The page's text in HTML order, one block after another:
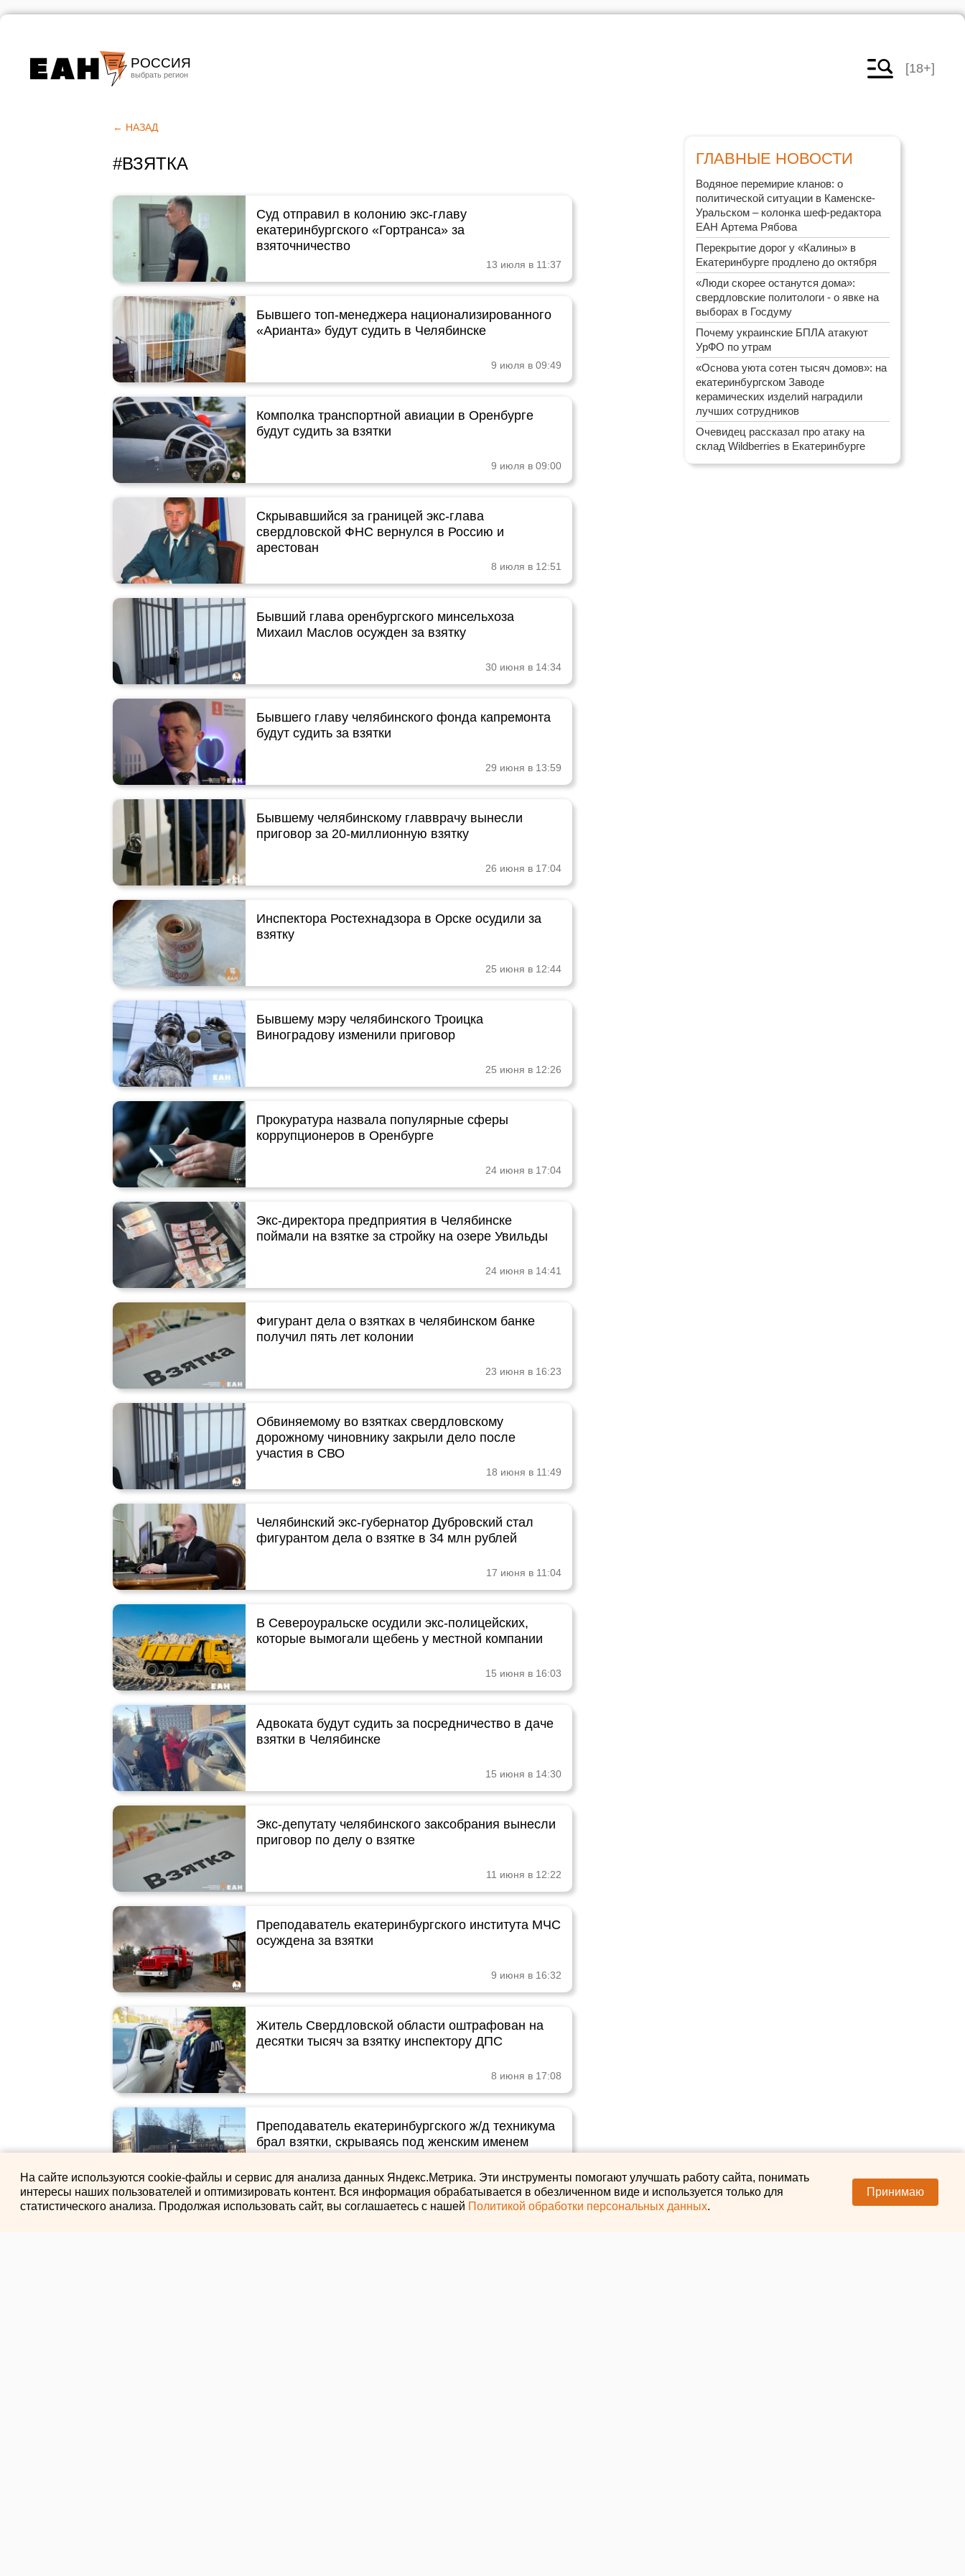
РОССИЯ
Челябинск
Оренбург
[18+]
← НАЗАД
#ВЗЯТКА
Суд отправил в колонию экс-главу
екатеринбургского «Гортранса» за
взяточничество
13 июля в 11:37
Бывшего топ-менеджера национализированного
«Арианта» будут судить в Челябинске
9 июля в 09:49
Комполка транспортной авиации в Оренбурге
будут судить за взятки
9 июля в 09:00
Скрывавшийся за границей экс-глава
свердловской ФНС вернулся в Россию и
арестован
8 июля в 12:51
Бывший глава оренбургского минсельхоза
Михаил Маслов осужден за взятку
30 июня в 14:34
Бывшего главу челябинского фонда капремонта
будут судить за взятки
29 июня в 13:59
Бывшему челябинскому главврачу вынесли
приговор за 20-миллионную взятку
26 июня в 17:04
Инспектора Ростехнадзора в Орске осудили за
взятку
25 июня в 12:44
Бывшему мэру челябинского Троицка
Виноградову изменили приговор
25 июня в 12:26
Прокуратура назвала популярные сферы
коррупционеров в Оренбурге
24 июня в 17:04
Экс-директора предприятия в Челябинске
поймали на взятке за стройку на озере Увильды
24 июня в 14:41
Фигурант дела о взятках в челябинском банке
получил пять лет колонии
23 июня в 16:23
Обвиняемому во взятках свердловскому
дорожному чиновнику закрыли дело после
участия в СВО
18 июня в 11:49
Челябинский экс-губернатор Дубровский стал
фигурантом дела о взятке в 34 млн рублей
17 июня в 11:04
В Североуральске осудили экс-полицейских,
которые вымогали щебень у местной компании
15 июня в 16:03
Адвоката будут судить за посредничество в даче
взятки в Челябинске
15 июня в 14:30
Экс-депутату челябинского заксобрания вынесли
приговор по делу о взятке
11 июня в 12:22
Преподаватель екатеринбургского института МЧС
осуждена за взятки
9 июня в 16:32
Житель Свердловской области оштрафован на
десятки тысяч за взятку инспектору ДПС
8 июня в 17:08
Преподаватель екатеринбургского ж/д техникума
брал взятки, скрываясь под женским именем
8 июня в 11:49
ГЛАВНЫЕ НОВОСТИ
Водяное перемирие кланов: о
политической ситуации в Каменске-
Уральском – колонка шеф-редактора
ЕАН Артема Рябова
Перекрытие дорог у «Калины» в
Екатеринбурге продлено до октября
«Люди скорее останутся дома»:
свердловские политологи - о явке на
выборах в Госдуму
Почему украинские БПЛА атакуют
УрФО по утрам
«Основа уюта сотен тысяч домов»: на
екатеринбургском Заводе
керамических изделий наградили
лучших сотрудников
Очевидец рассказал про атаку на
склад Wildberries в Екатеринбурге
На сайте используются cookie-файлы и сервис для анализа данных Яндекс.Метрика. Эти инструменты помогают улучшать работу сайта, понимать
интересы наших пользователей и оптимизировать контент. Вся информация обрабатывается в обезличенном виде и используется только для
статистического анализа. Продолжая использовать сайт, вы соглашаетесь с нашей Политикой обработки персональных данных.
Принимаю